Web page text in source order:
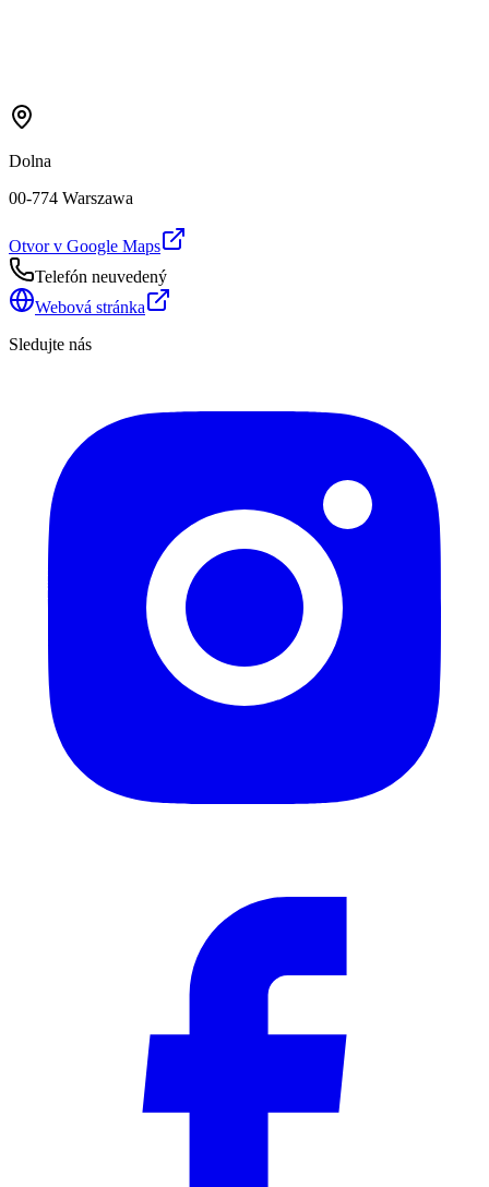
Dolna
00-774 Warszawa
Otvor v Google Maps
Telefón neuvedený
Webová stránka
Sledujte nás